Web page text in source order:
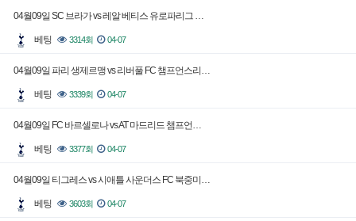
04월09일 SC 브라가 vs 레알 베티스 유로파리그 …
베팅 3314회 04-07
04월09일 파리 생제르맹 vs 리버풀 FC 챔프언스리…
베팅 3339회 04-07
04월09일 FC 바르셀로나 vs AT 마드리드 챔프언…
베팅 3377회 04-07
04월09일 티그레스 vs 시애틀 사운더스 FC 북중미…
베팅 3603회 04-07